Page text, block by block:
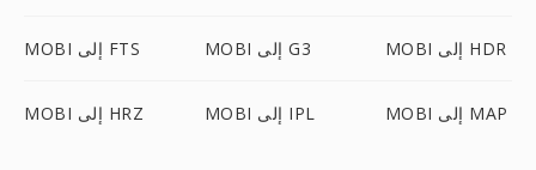
MOBI إلى FTS MOBI إلى G3 MOBI إلى HDR
MOBI إلى HRZ MOBI إلى IPL MOBI إلى MAP